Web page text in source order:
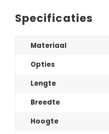
Specificaties
Materiaal
Opties
Lengte
Breedte
Hoogte